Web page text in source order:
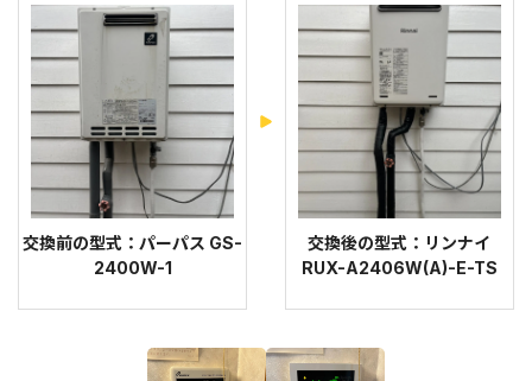
交換前の型式：パーパス GS-
2400W-1
交換後の型式：リンナイ
RUX-A2406W(A)-E-TS